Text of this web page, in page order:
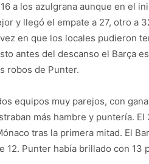
a los azulgrana aunque en el
y llegó el empate a 27, otro a
en que los locales pudieron
antes del descanso el Barça
robos de Punter.
equipos muy parejos, con
más hambre y puntería.
tras la primera mitad. El
12. Punter había brillado con 13